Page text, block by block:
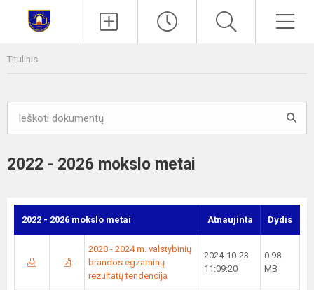
Titulinis
2022 - 2026 mokslo metai
2022 - 2026 mokslo metai Atnaujinta Dydis
2020 - 2024 m. valstybinių
brandos egzaminų
rezultatų tendencija
2024-10-23
11:09:20
0.98
MB